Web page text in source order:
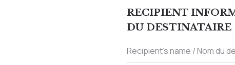
RECIPIENT
DU DESTINATAIRE
Recipient's name / Nom du